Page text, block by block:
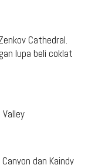
Cathedral.
lupa beli coklat
dan Kaindy